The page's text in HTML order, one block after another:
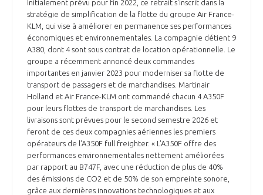
Initialement prévu pour fin 2022, ce retrait s'inscrit dans la
stratégie de simplification de la flotte du groupe Air France-
KLM, qui vise à améliorer en permanence ses performances
économiques et environnementales. La compagnie détient 9
A380, dont 4 sont sous contrat de location opérationnelle. Le
groupe a récemment annoncé deux commandes
importantes en janvier 2023 pour moderniser sa flotte de
transport de passagers et de marchandises. Martinair
Holland et Air France-KLM ont commandé chacun 4 A350F
pour leurs flottes de transport de marchandises. Les
livraisons sont prévues pour le second semestre 2026 et
feront de ces deux compagnies aériennes les premiers
opérateurs de l'A350F full freighter. « L'A350F offre des
performances environnementales nettement améliorées
par rapport au B747F, avec une réduction de plus de 40%
des émissions de CO2 et de 50% de son empreinte sonore,
grâce aux dernières innovations technologiques et aux